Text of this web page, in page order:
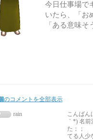
今日仕事場で
いたら、「お
「ある意味
のコメントを全部表示
rain
こんばん
｀*) 名
た；；
てる人少